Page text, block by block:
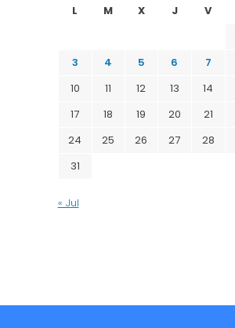
L
M X J V
3
4 5 6 7
10
11 12 13 14
17
18 19 20 21
24
25 26 27 28
31
« Jul